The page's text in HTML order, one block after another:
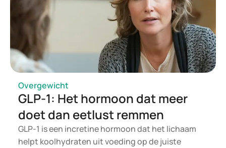
beïnvloeden. Hier gaan we in op wat dit proces is,
wat het beïnvloedt en de strategieën om het te
verhogen.
Overgewicht
GLP-1: Het hormoon dat meer
doet dan eetlust remmen
GLP-1 is een incretine hormoon dat het lichaam
helpt koolhydraten uit voeding op de juiste